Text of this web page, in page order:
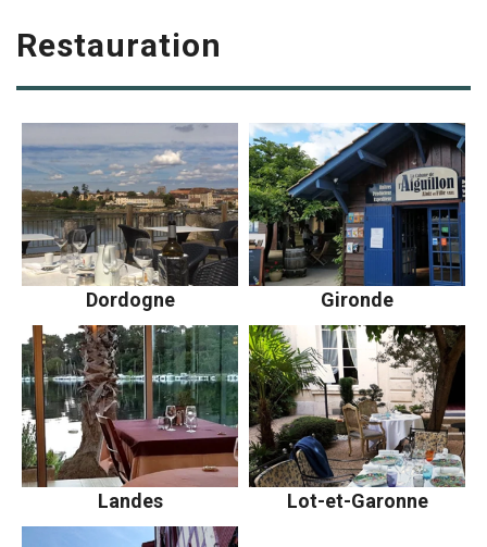
Restauration
Dordogne Gironde
Landes Lot-et-Garonne